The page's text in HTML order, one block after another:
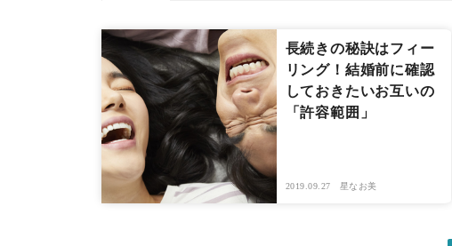
長続きの秘訣はフィー
リング！結婚前に確認
しておきたいお互いの
「許容範囲」
2019.09.27 星なお美